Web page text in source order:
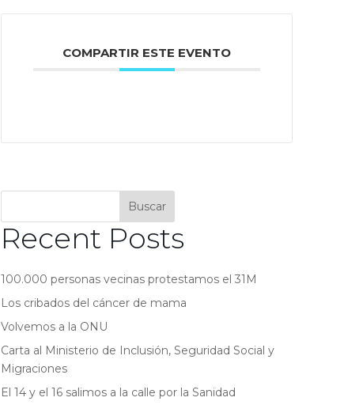
COMPARTIR ESTE EVENTO
Buscar
Recent Posts
100.000 personas vecinas protestamos el 31M
Los cribados del cáncer de mama
Volvemos a la ONU
Carta al Ministerio de Inclusión, Seguridad Social y
Migraciones
El 14 y el 16 salimos a la calle por la Sanidad